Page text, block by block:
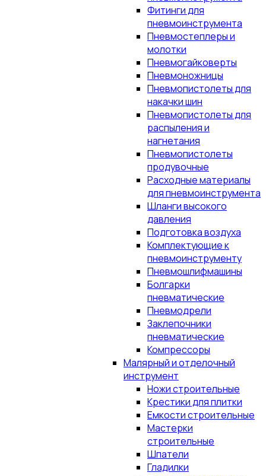
Фитинги для
пневмоинструмента
Пневмостеплеры и
молотки
Пневмогайковерты
Пневмоножницы
Пневмопистолеты для
накачки шин
Пневмопистолеты для
распыления и
нагнетания
Пневмопистолеты
продувочные
Расходные материалы
для пневмоинструмента
Шланги высокого
давления
Подготовка воздуха
Комплектующие к
пневмоинструменту
Пневмошлифмашины
Болгарки
пневматические
Пневмодрели
Заклепочники
пневматические
Компрессоры
Малярный и отделочный
инструмент
Ножи строительные
Крестики для плитки
Емкости строительные
Мастерки
строительные
Шпатели
Гладилки